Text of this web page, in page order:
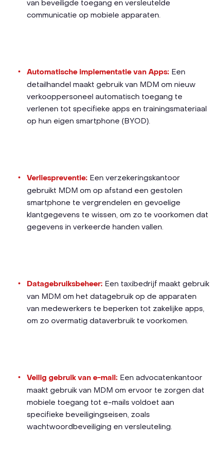
van beveiligde toegang en versleutelde
communicatie op mobiele apparaten.
Automatische implementatie van Apps: Een
detailhandel maakt gebruik van MDM om nieuw
verkooppersoneel automatisch toegang te
verlenen tot specifieke apps en trainingsmateriaal
op hun eigen smartphone (BYOD).
Verliespreventie: Een verzekeringskantoor
gebruikt MDM om op afstand een gestolen
smartphone te vergrendelen en gevoelige
klantgegevens te wissen, om zo te voorkomen dat
gegevens in verkeerde handen vallen.
Datagebruiksbeheer: Een taxibedrijf maakt gebruik
van MDM om het datagebruik op de apparaten
van medewerkers te beperken tot zakelijke apps,
om zo overmatig dataverbruik te voorkomen.
Veilig gebruik van e-mail: Een advocatenkantoor
maakt gebruik van MDM om ervoor te zorgen dat
mobiele toegang tot e-mails voldoet aan
specifieke beveiligingseisen, zoals
wachtwoordbeveiliging en versleuteling.